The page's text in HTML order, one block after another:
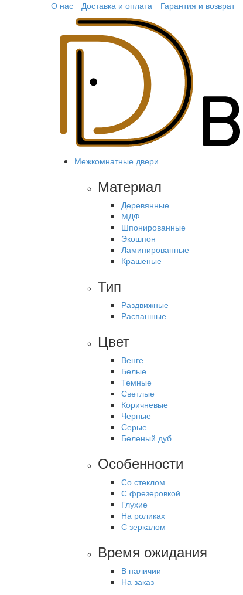
О нас Доставка и оплата Гарантия и возврат
Межкомнатные двери
Материал
Деревянные
МДФ
Шпонированные
Экошпон
Ламинированные
Крашеные
Тип
Раздвижные
Распашные
Цвет
Венге
Белые
Темные
Светлые
Коричневые
Черные
Серые
Беленый дуб
Особенности
Со стеклом
С фрезеровкой
Глухие
На роликах
С зеркалом
Время ожидания
В наличии
На заказ